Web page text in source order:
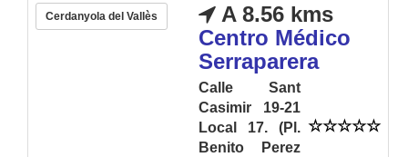
Cerdanyola del Vallès
A 8.56 kms
Centro Médico
Serraparera
Calle Sant
Casimir 19-21
Local 17. (Pl.
Benito Perez